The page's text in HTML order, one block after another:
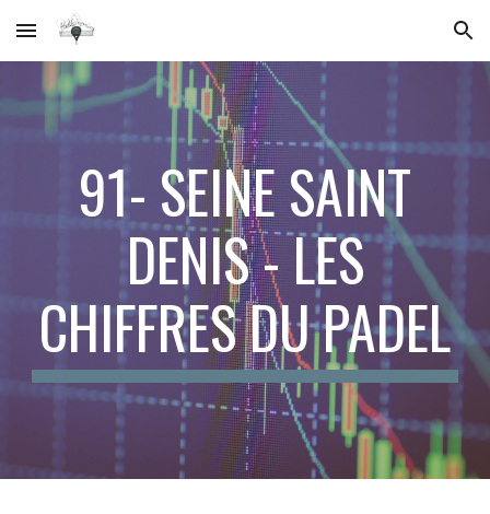
Skip to main content Skip to navigation
91- SEINE SAINT
DENIS- LES
CHIFFRES DU PADEL